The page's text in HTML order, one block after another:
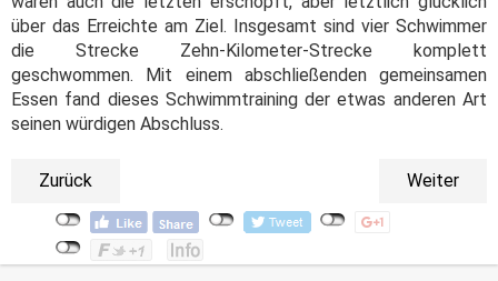
über das Erreichte am Ziel. Insgesamt sind vier Schwimmer
die Strecke Zehn-Kilometer-Strecke komplett
geschwommen. Mit einem abschließenden gemeinsamen
Essen fand dieses Schwimmtraining der etwas anderen Art
seinen würdigen Abschluss.
Zurück Weiter